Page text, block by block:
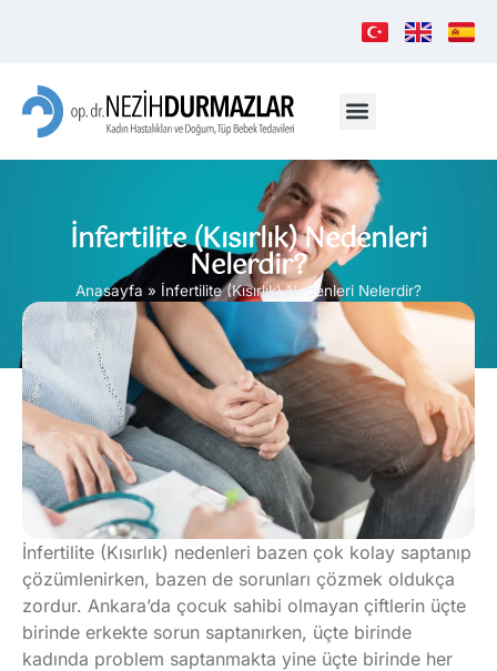
İnfertilite (Kısırlık) Nedenleri
Nelerdir?
Anasayfa » İnfertilite (Kısırlık) Nedenleri Nelerdir?
İnfertilite (Kısırlık) nedenleri bazen çok kolay saptanıp
çözümlenirken, bazen de sorunları çözmek oldukça
zordur. Ankara’da çocuk sahibi olmayan çiftlerin üçte
birinde erkekte sorun saptanırken, üçte birinde
kadında problem saptanmakta yine üçte birinde her